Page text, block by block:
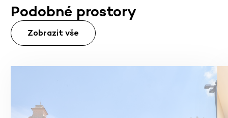
Podobné prostory
Zobrazit vše